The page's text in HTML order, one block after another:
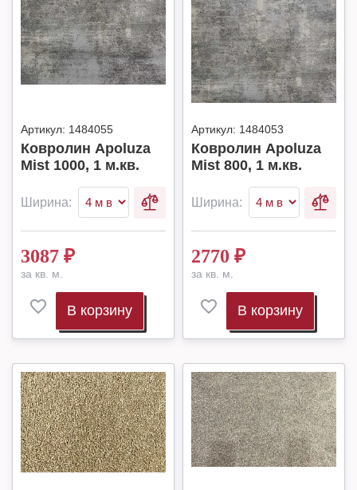
Артикул: 1484055
Ковролин Apoluza
Mist 1000, 1 м.кв.
Ширина:
3087 ₽
за кв. м.
В корзину
Артикул: 1484053
Ковролин Apoluza
Mist 800, 1 м.кв.
Ширина:
2770 ₽
за кв. м.
В корзину